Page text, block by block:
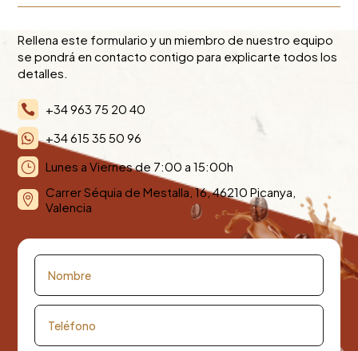
Rellena este formulario y un miembro de nuestro equipo
se pondrá en contacto contigo para explicarte todos los
detalles.
 +34 963 75 20 40
 +34 615 35 50 96
} Lunes a Viernes de 7:00 a 15:00h

Carrer Séquia de Mestalla, 16, 46210 Picanya,
Valencia